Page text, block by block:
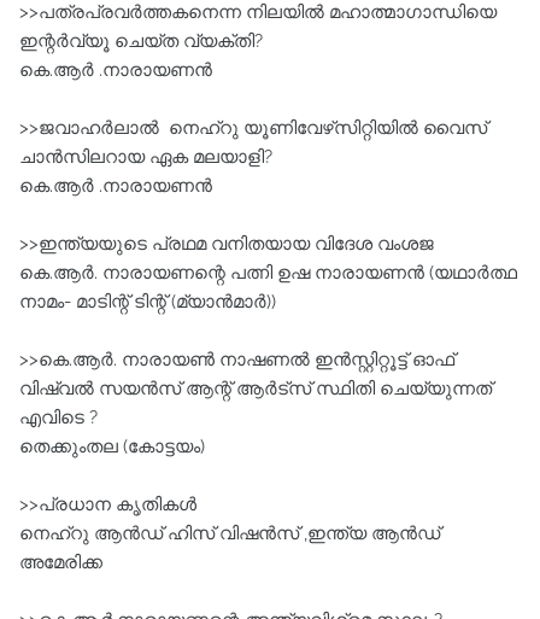
>>പത്രപ്രവര്‍ത്തകനെന്ന നിലയില്‍ മഹാത്മാഗാന്ധിയെ
ഇന്റര്‍വ്യൂ ചെയ്ത വ്യക്തി?
കെ.ആർ .നാരായണൻ
>>ജവാഹർലാൽ നെഹ്റു യൂണിവേഴ്‌സിറ്റിയില്‍ വൈസ്‌
ചാന്‍സിലറായ ഏക മലയാളി?
കെ.ആർ .നാരായണൻ
>>ഇന്ത്യയുടെ പ്രഥമ വനിതയായ വിദേശ വംശജ
കെ.ആര്‍. നാരായണന്റെ പത്നി ഉഷ നാരായണന്‍ (യഥാര്‍ത്ഥ
നാമം- മാടിന്റ്‌ ടിന്റ്‌ (മ്യാന്‍മാര്‍))
>>കെ.ആര്‍. നാരായണ്‍ നാഷണല്‍ ഇന്‍സ്റ്റിറ്റൂട്ട്‌ ഓഫ്‌
വിഷ്വല്‍ സയന്‍സ്‌ ആന്റ്‌ ആര്‍ട്സ്‌ സ്ഥിതി ചെയ്യുന്നത്‌
എവിടെ ?
തെക്കുംതല (കോട്ടയം)
>>പ്രധാന കൃതികൾ
നെഹ്‌റു ആൻഡ് ഹിസ് വിഷൻസ് ,ഇന്ത്യ ആൻഡ്
അമേരിക്ക